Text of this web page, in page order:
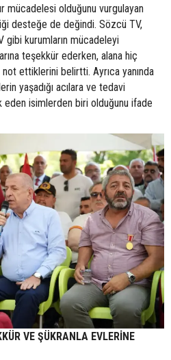
mücadelesi olduğunu vurgulayan
desteğe de değindi. Sözcü TV,
gibi kurumların mücadeleyi
teşekkür ederken, alana hiç
not ettiklerini belirtti. Ayrıca yanında
yaşadığı acılara ve tedavi
eden isimlerden biri olduğunu ifade
VE ŞÜKRANLA EVLERİNE